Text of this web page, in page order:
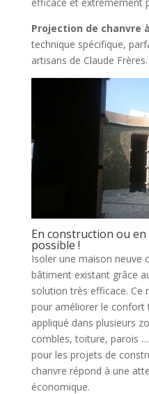
Projection de chanvre
technique spécifique,
artisans de Claude Frères.
En construction ou en
possible !
Isoler une maison neuve
bâtiment existant grâce
solution très efficace. Ce
pour améliorer le confort
appliqué dans plusieurs
combles, toiture, parois
pour les projets de
chanvre répond à une
économique.